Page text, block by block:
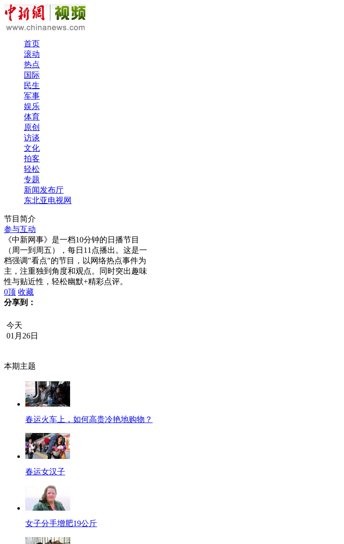
首页
滚动
热点
国际
民生
军事
娱乐
体育
原创
访谈
文化
拍客
轻松
专题
新闻发布厅
东北亚电视网
节目简介
参与互动
《中新网事》是一档10分钟的日播节目
（周一到周五），每日11点播出。这是一
档强调"看点"的节目，以网络热点事件为
主，注重独到角度和观点。同时突出趣味
性与贴近性，轻松幽默+精彩点评。
0顶 收藏
分享到：
今天
01月26日
本期主题
春运火车上，如何高贵冷艳地购物？
春运女汉子
女子分手增肥19公斤